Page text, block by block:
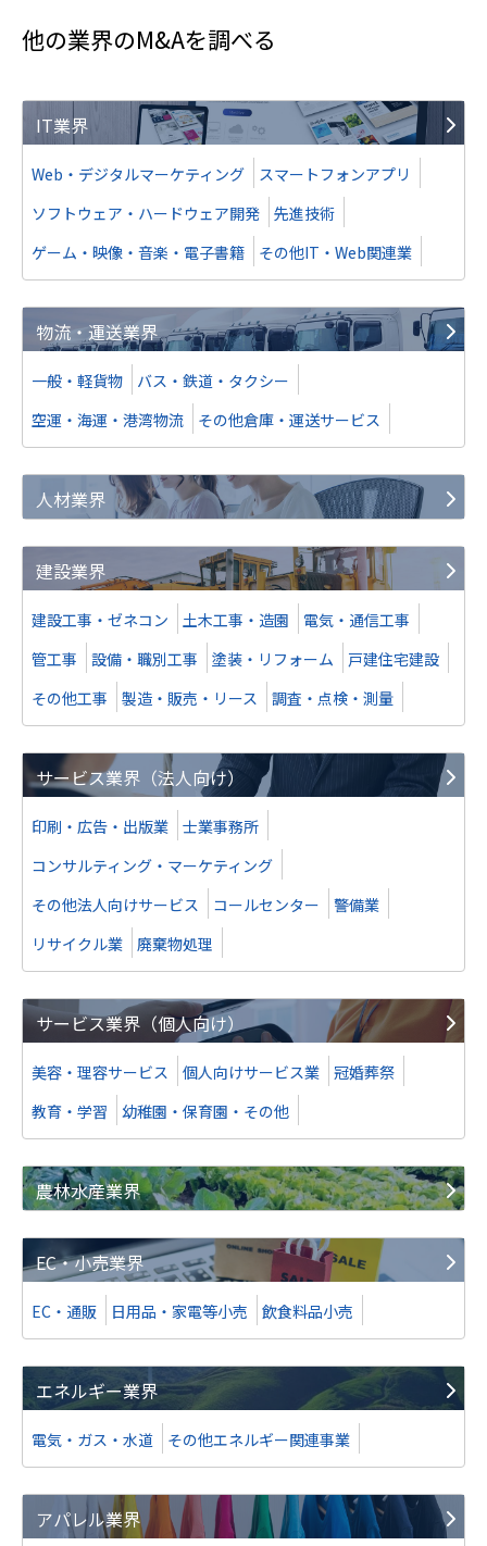
他の業界のM&Aを調べる
IT業界
Web・デジタルマーケティング
スマートフォンアプリ
ソフトウェア・ハードウェア開発
先進技術
ゲーム・映像・音楽・電子書籍
その他IT・Web関連業
物流・運送業界
一般・軽貨物
バス・鉄道・タクシー
空運・海運・港湾物流
その他倉庫・運送サービス
人材業界
建設業界
建設工事・ゼネコン 土木工事・造園
電気・通信工事
管工事
設備・職別工事 塗装・リフォーム
戸建住宅建設
その他工事
製造・販売・リース 調査・点検・測量
サービス業界（法人向け）
印刷・広告・出版業
士業事務所
コンサルティング・マーケティング
その他法人向けサービス
コールセンター
警備業
リサイクル業
廃棄物処理
サービス業界（個人向け）
美容・理容サービス 個人向けサービス業
冠婚葬祭
教育・学習
幼稚園・保育園・その他
農林水産業界
EC・小売業界
EC・通販 日用品・家電等小売 飲食料品小売
エネルギー業界
電気・ガス・水道 その他エネルギー関連事業
アパレル業界